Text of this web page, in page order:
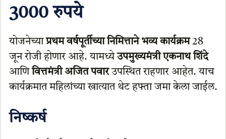
3000 रुपये
योजनेच्याप्रथम वर्षपूर्तीच्या निमित्ताने भव्य कार्यक्रम28
जून रोजी होणार आहे. यामध्येउपमुख्यमंत्री एकनाथ शिंदे
आणिवित्तमंत्री अजित पवारउपस्थित राहणार आहेत. याच
कार्यक्रमात महिलांच्या खात्यात थेट हफ्ता जमा केला जाईल.
निष्कर्ष